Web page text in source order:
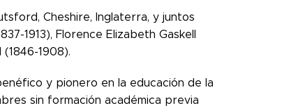
Cheshire, Inglaterra, y juntos
1913), Florence Elizabeth Gaskell
(1846-1908).
y pionero en la educación de la
sin formación académica previa